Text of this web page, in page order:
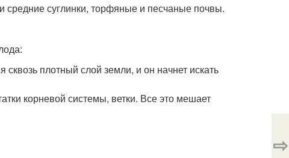
суглинки, торфяные и песчаные почвы.
плотный слой земли, и он начнет искать
корневой системы, ветки. Все это мешает
⇨